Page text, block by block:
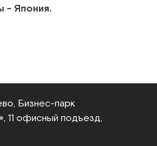
- Япония.
Бизнес‑парк
11 офисный подъезд,